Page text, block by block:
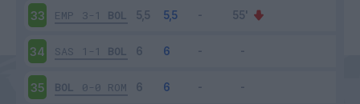
33 EMP 3-1 BOL
34 SAS 1-1 BOL
35 BOL 0-0 ROM